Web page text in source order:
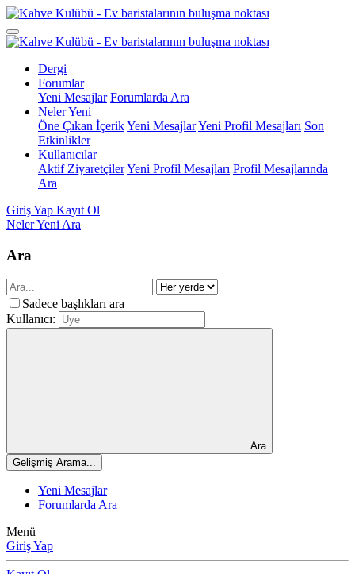
Dergi
Forumlar
Yeni Mesajlar Forumlarda Ara
Neler Yeni
Öne Çıkan İçerikYeni MesajlarYeni Profil Mesajları Son
Etkinlikler
Kullanıcılar
Aktif ZiyaretçilerYeni Profil Mesajları Profil Mesajlarında
Ara
Giriş Yap Kayıt Ol
Neler Yeni Ara
Ara
Sadece başlıkları ara
Kullanıcı:
Ara
Gelişmiş Arama...
Yeni Mesajlar
Forumlarda Ara
Menü
Giriş Yap